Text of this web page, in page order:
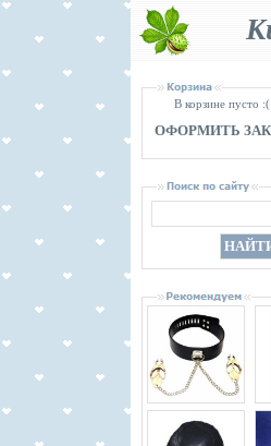
В корзине пусто :(
ОФОРМИТЬ